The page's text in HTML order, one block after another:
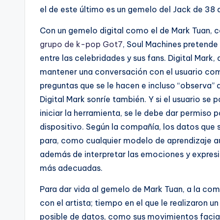
el de este último es un gemelo del Jack de
Con un gemelo digital como el de Mark
grupo de k-pop Got7, Soul Machines
entre las celebridades y sus fans. Digital
mantener una conversación con el usuario
preguntas que se le hacen e incluso
Digital Mark sonríe también. Y si el usuario se
iniciar la herramienta, se le debe dar permiso
dispositivo. Según la compañía, los datos que
para, como cualquier modelo de aprendizaje
además de interpretar las emociones y
más adecuadas.
Para dar vida al gemelo de Mark Tuan, a la
con el artista; tiempo en el que le realizaron
posible de datos, como sus movimientos